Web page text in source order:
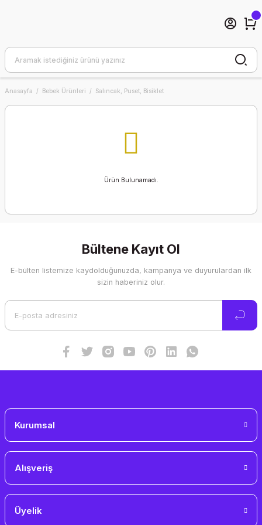
Anasayfa Bebek Ürünleri Salıncak, Puset, Bisiklet
Ürün Bulunamadı.
Bültene Kayıt Ol
E-bülten listemize kaydolduğunuzda, kampanya ve duyurulardan ilk
sizin haberiniz olur.
Kurumsal
Alışveriş
Üyelik